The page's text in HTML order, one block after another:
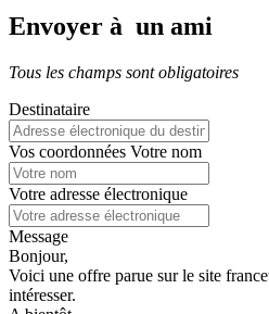
Envoyer à un ami
Tous les champs sont obligatoires
Destinataire
Vos coordonnées Votre nom
Votre adresse électronique
Message
Bonjour,
Voici une offre parue sur le site
intéresser.